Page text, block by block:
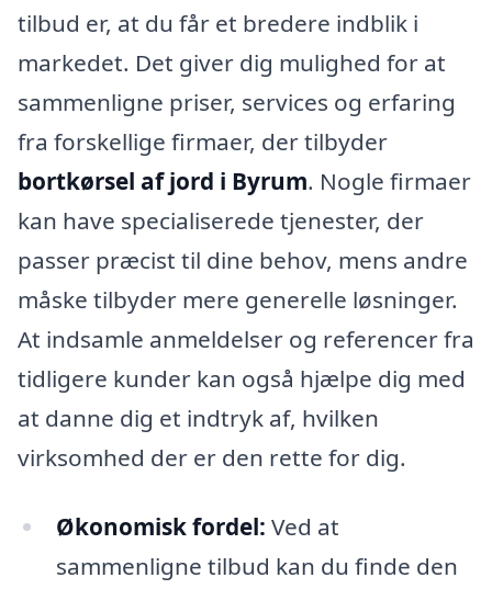
tilbud er, at du får et bredere indblik i
markedet. Det giver dig mulighed for at
sammenligne priser, services og erfaring
fra forskellige firmaer, der tilbyder
bortkørsel af jord i Byrum. Nogle firmaer
kan have specialiserede tjenester, der
passer præcist til dine behov, mens andre
måske tilbyder mere generelle løsninger.
At indsamle anmeldelser og referencer fra
tidligere kunder kan også hjælpe dig med
at danne dig et indtryk af, hvilken
virksomhed der er den rette for dig.
Økonomisk fordel: Ved at
sammenligne tilbud kan du finde den